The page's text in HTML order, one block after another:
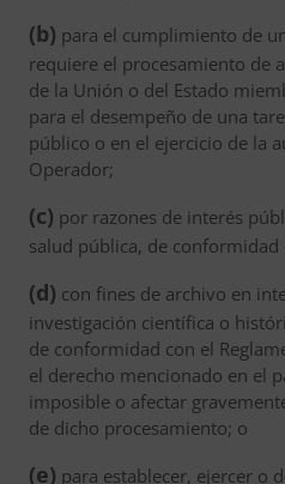
(b) para el cumplimiento de
requiere el procesamiento de
de la Unión o del Estado
para el desempeño de una
público o en el ejercicio de la
Operador;
(c) por razones de interés
salud pública, de conformidad
(d) con fines de archivo en
investigación científica o
de conformidad con el
el derecho mencionado en el
imposible o afectar
de dicho procesamiento; o
(e) para establecer, ejercer o